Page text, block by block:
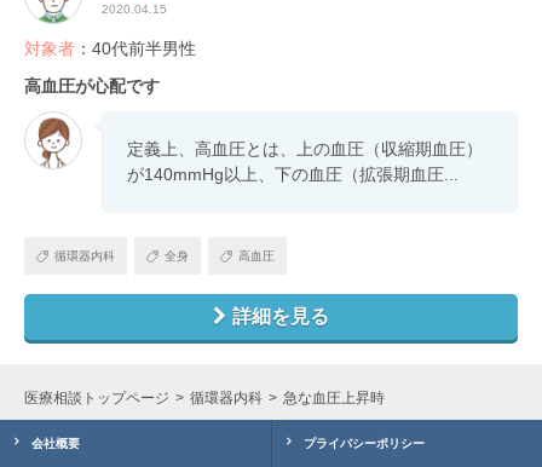
2020.04.15
対象者 ：40代前半男性
高血圧が心配です
定義上、高血圧とは、上の血圧（収縮期血圧）
が140mmHg以上、下の血圧（拡張期血圧...
循環器内科 全身 高血圧
詳細を見る
医療相談トップページ 循環器内科 急な血圧上昇時
会社概要 プライバシーポリシー